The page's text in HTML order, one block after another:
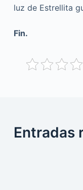
luz de Estrellita
Fin.
Entradas